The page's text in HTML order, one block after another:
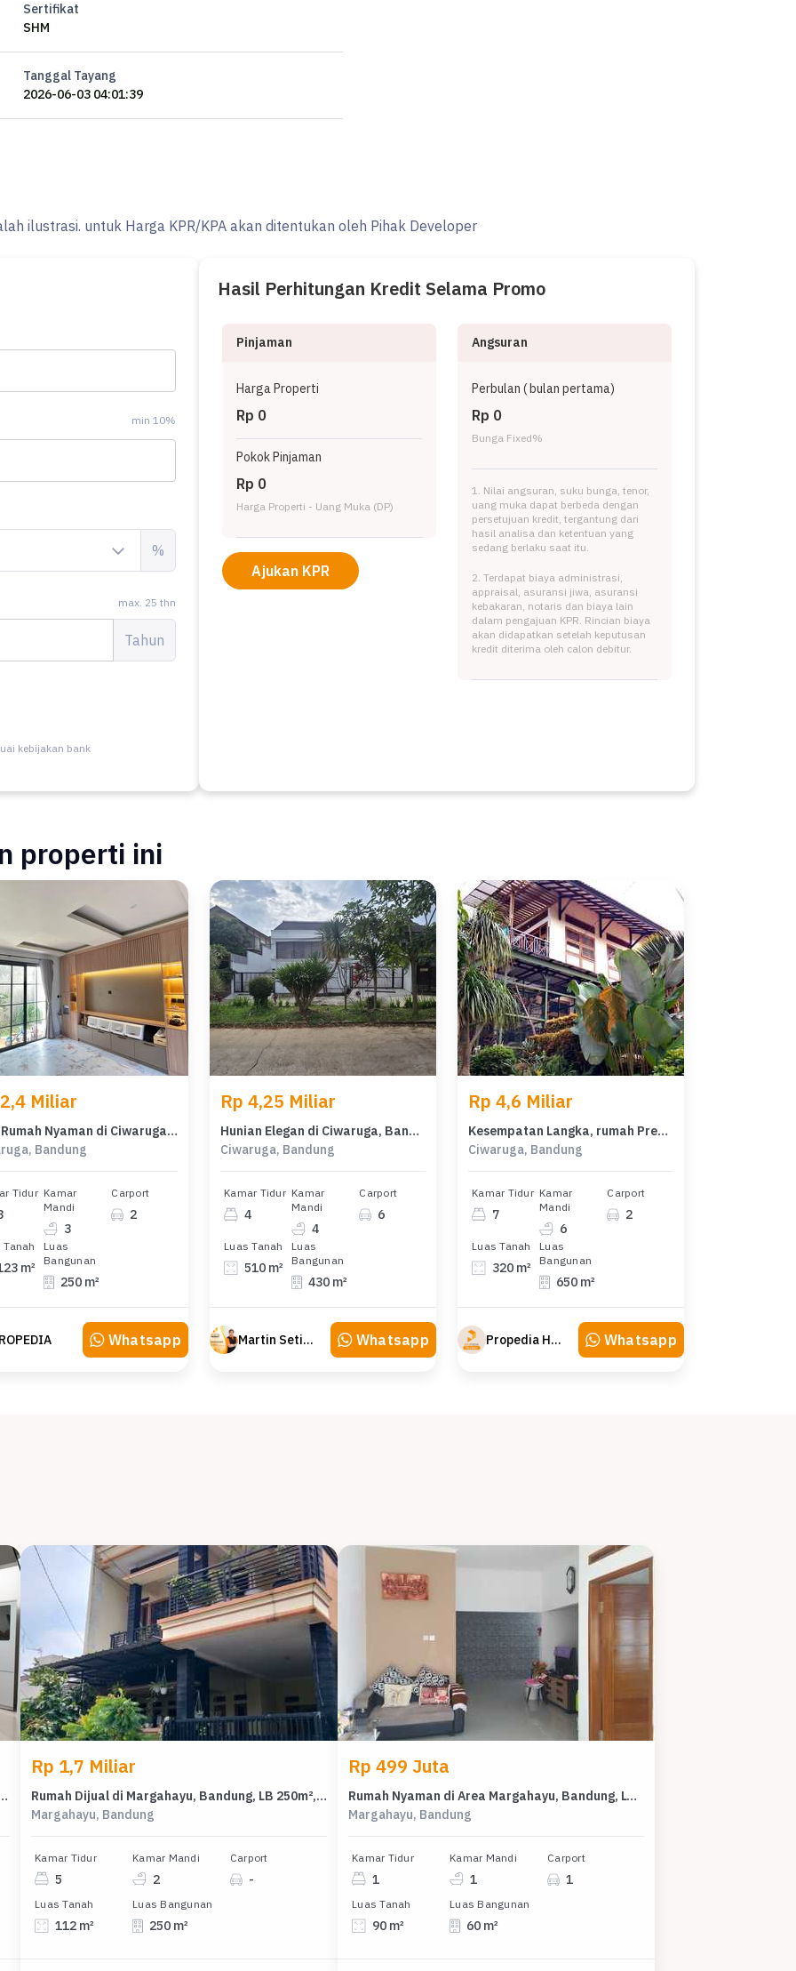
Kitchen Set.
Sertifikat
SHM
Tanggal Tayang
2026-06-03 04:01:39
ilustrasi. untuk Harga KPR/KPA akan ditentukan oleh Pihak Developer
min 10%
%
max. 25 thn
Tahun
kebijakan bank
Hasil Perhitungan Kredit Selama Promo
Pinjaman
Harga Properti
Rp 0
Pokok Pinjaman
Rp 0
Harga Properti - Uang Muka (DP)
Ajukan KPR
Angsuran
Perbulan (bulan pertama)
Rp 0
Bunga Fixed%
1. Nilai angsuran, suku bunga, tenor,
uang muka dapat berbeda dengan
persetujuan kredit, tergantung dari
hasil analisa dan ketentuan yang
sedang berlaku saat itu.
2. Terdapat biaya administrasi,
appraisal, asuransi jiwa, asuransi
kebakaran, notaris dan biaya lain
dalam pengajuan KPR. Rincian biaya
akan didapatkan setelah keputusan
kredit diterima oleh calon debitur.
properti ini
Miliar
Jual Rumah Nyaman di Ciwaruga, Bandung - LT 123m²
Bandung
Tidur Kamar
Mandi
3
Carport
2
Tanah
m²
Luas
Bangunan
250 m²
Whatsapp
Rp 4,25 Miliar
Hunian Elegan di Ciwaruga, Bandung, 4 Kamar Tidur, LT 510m²
Ciwaruga, Bandung
Kamar Tidur
4
Kamar
Mandi
4
Carport
6
Luas Tanah
510 m²
Luas
Bangunan
430 m²
Martin Setiawan Tjandra Whatsapp
Rp 4,6 Miliar
Kesempatan Langka, rumah Prestisius di Ciwaruga, Bandung, LB 650m²
Ciwaruga, Bandung
Kamar Tidur
7
Kamar
Mandi
6
Carport
2
Luas Tanah
320 m²
Luas
Bangunan
650 m²
Propedia Hunian Whatsapp
Bandung, LT 110m²
Rp 1,7 Miliar
Rumah Dijual di Margahayu, Bandung, LB 250m², Harga Kompetitif!
Margahayu, Bandung
Kamar Tidur
5
Kamar Mandi
2
Carport
-
Luas Tanah
112 m²
Luas Bangunan
250 m²
Rp 499 Juta
Rumah Nyaman di Area Margahayu, Bandung, LT 90m², Harga 499 Juta
Margahayu, Bandung
Kamar Tidur
1
Kamar Mandi
1
Carport
1
Luas Tanah
90 m²
Luas Bangunan
60 m²